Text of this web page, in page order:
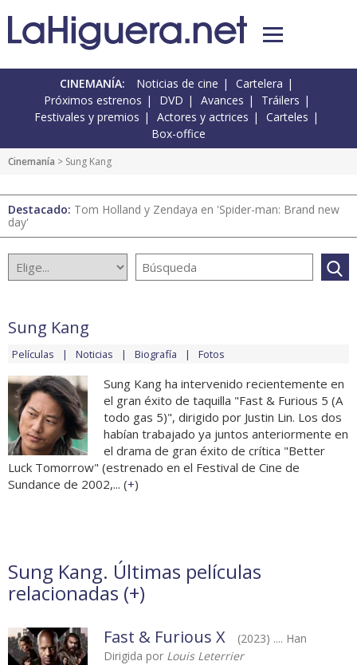
CINEMANÍA: Noticias de cine
Cartelera
Próximos estrenos
DVD Avances
Tráilers
Festivales y premios
Actores y actrices
Carteles
Box-office
Cinemanía > Sung Kang
Destacado: Tom Holland y Zendaya en 'Spider-man: Brand new
day'
Sung Kang
Películas Noticias Biografía Fotos
Sung Kang ha intervenido recientemente en
el gran éxito de taquilla "Fast & Furious 5 (A
todo gas 5)", dirigido por Justin Lin. Los dos
habían trabajado ya juntos anteriormente en
el drama de gran éxito de crítica "Better
Luck Tomorrow" (estrenado en el Festival de Cine de
Sundance de 2002,... (+)
Sung Kang. Últimas películas
relacionadas (+)
Fast & Furious X
(2023) .... Han
Dirigida por Louis Leterrier